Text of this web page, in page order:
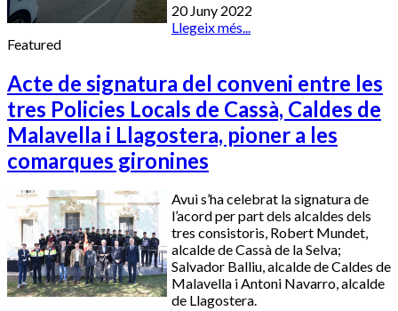
20 Juny 2022
Llegeix més...
Featured
Acte de signatura del conveni entre les
tres Policies Locals de Cassà, Caldes de
Malavella i Llagostera, pioner a les
comarques gironines
Avui s’ha celebrat la signatura de
l’acord per part dels alcaldes dels
tres consistoris, Robert Mundet,
alcalde de Cassà de la Selva;
Salvador Balliu, alcalde de Caldes de
Malavella i Antoni Navarro, alcalde
de Llagostera.